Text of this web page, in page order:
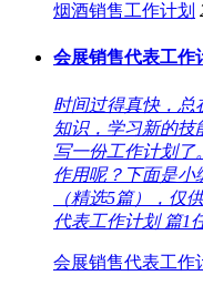
烟酒销售工作计划
会展销售代表工作
时间过得真快，总
知识，学习新的技
写一份工作计划了
作用呢？下面是小
（精选5篇），仅
代表工作计划 篇1
会展销售代表工作